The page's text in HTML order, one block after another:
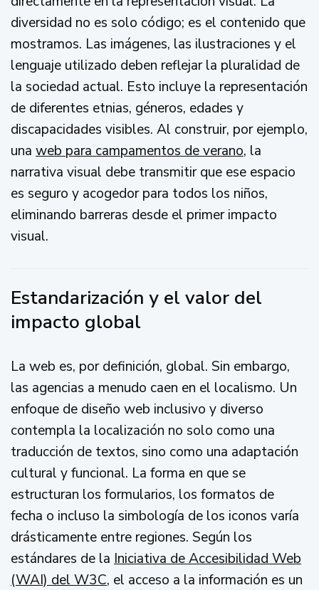
diversidad no es solo código; es el contenido que
mostramos. Las imágenes, las ilustraciones y el
lenguaje utilizado deben reflejar la pluralidad de
la sociedad actual. Esto incluye la representación
de diferentes etnias, géneros, edades y
discapacidades visibles. Al construir, por ejemplo,
una web para campamentos de verano, la
narrativa visual debe transmitir que ese espacio
es seguro y acogedor para todos los niños,
eliminando barreras desde el primer impacto
visual.
Estandarización y el valor del
impacto global
La web es, por definición, global. Sin embargo,
las agencias a menudo caen en el localismo. Un
enfoque de diseño web inclusivo y diverso
contempla la localización no solo como una
traducción de textos, sino como una adaptación
cultural y funcional. La forma en que se
estructuran los formularios, los formatos de
fecha o incluso la simbología de los iconos varía
drásticamente entre regiones. Según los
estándares de la Iniciativa de Accesibilidad Web
(WAI) del W3C, el acceso a la información es un